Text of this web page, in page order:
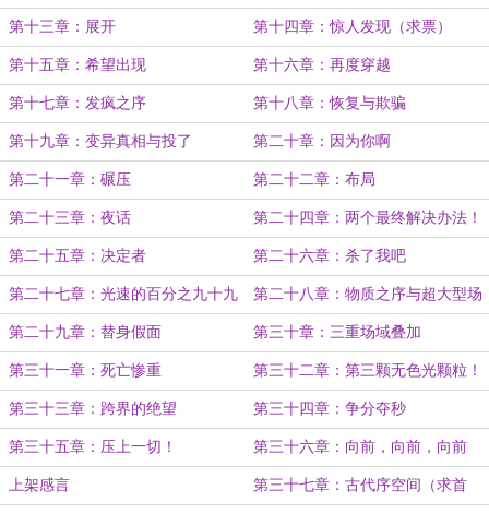
第十三章：展开 第十四章：惊人发现（求票）
第十五章：希望出现 第十六章：再度穿越
第十七章：发疯之序 第十八章：恢复与欺骗
第十九章：变异真相与投了 第二十章：因为你啊
第二十一章：碾压 第二十二章：布局
第二十三章：夜话 第二十四章：两个最终解决办法！
（求票）
第二十五章：决定者 第二十六章：杀了我吧
第二十七章：光速的百分之九十九
点九九九……
第二十八章：物质之序与超大型场
域
第二十九章：替身假面 第三十章：三重场域叠加
第三十一章：死亡惨重 第三十二章：第三颗无色光颗粒！
第三十三章：跨界的绝望 第三十四章：争分夺秒
第三十五章：压上一切！ 第三十六章：向前，向前，向前
进！！
上架感言 第三十七章：古代序空间（求首